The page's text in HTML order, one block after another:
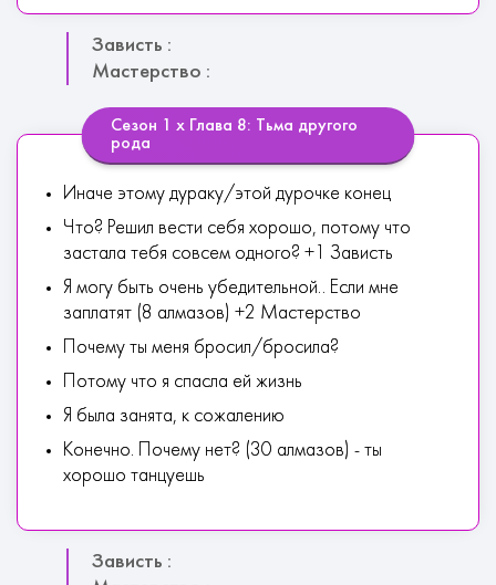
Зависть :
Мастерство :
Сезон 1 х Глава 8: Тьма другого
рода
Иначе этому дураку/этой дурочке конец
Что? Решил вести себя хорошо, потому что
застала тебя совсем одного? +1 Зависть
Я могу быть очень убедительной.. Если мне
заплатят (8 алмазов) +2 Мастерство
Почему ты меня бросил/бросила?
Потому что я спасла ей жизнь
Я была занята, к сожалению
Конечно. Почему нет? (30 алмазов) - ты
хорошо танцуешь
Зависть :